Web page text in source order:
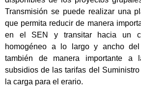
Transmisión se puede realizar una
que permita reducir de manera
en el SEN y transitar hacia un
homogéneo a lo largo y ancho del
también de manera importante a
subsidios de las tarifas del
la carga para el erario.